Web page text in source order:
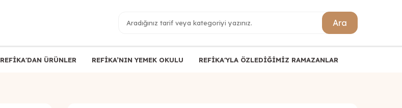
Ara
REFİKA'DAN ÜRÜNLER REFİKA’NIN YEMEK OKULU REFİKA'YLA ÖZLEDİĞİMİZ RAMAZANLAR